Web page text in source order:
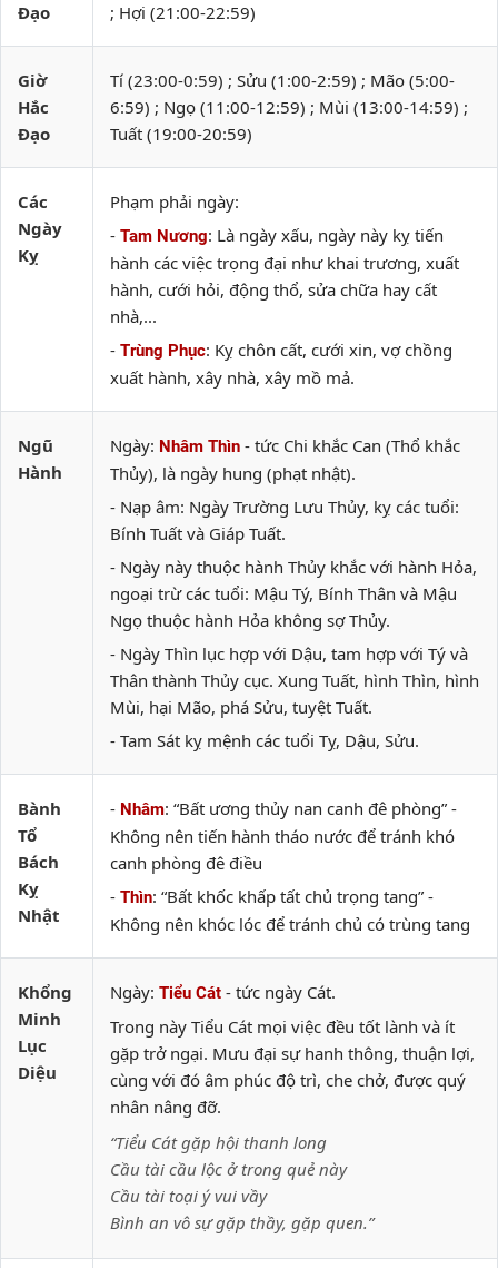
Đạo
; Hợi (21:00-22:59)
Giờ
Hắc
Đạo
Tí (23:00-0:59) ; Sửu (1:00-2:59) ; Mão (5:00-
6:59) ; Ngọ (11:00-12:59) ; Mùi (13:00-14:59) ;
Tuất (19:00-20:59)
Các
Ngày
Kỵ
Phạm phải ngày:
- Tam Nương: Là ngày xấu, ngày này kỵ tiến
hành các việc trọng đại như khai trương, xuất
hành, cưới hỏi, động thổ, sửa chữa hay cất
nhà,...
- Trùng Phục: Kỵ chôn cất, cưới xin, vợ chồng
xuất hành, xây nhà, xây mồ mả.
Ngũ
Hành
Ngày: Nhâm Thìn - tức Chi khắc Can (Thổ khắc
Thủy), là ngày hung (phạt nhật).
- Nạp âm: Ngày Trường Lưu Thủy, kỵ các tuổi:
Bính Tuất và Giáp Tuất.
- Ngày này thuộc hành Thủy khắc với hành Hỏa,
ngoại trừ các tuổi: Mậu Tý, Bính Thân và Mậu
Ngọ thuộc hành Hỏa không sợ Thủy.
- Ngày Thìn lục hợp với Dậu, tam hợp với Tý và
Thân thành Thủy cục. Xung Tuất, hình Thìn, hình
Mùi, hại Mão, phá Sửu, tuyệt Tuất.
- Tam Sát kỵ mệnh các tuổi Tỵ, Dậu, Sửu.
Bành
Tổ
Bách
Kỵ
Nhật
- Nhâm: “Bất ương thủy nan canh đê phòng” -
Không nên tiến hành tháo nước để tránh khó
canh phòng đê điều
- Thìn: “Bất khốc khấp tất chủ trọng tang” -
Không nên khóc lóc để tránh chủ có trùng tang
Khổng
Minh
Lục
Diệu
Ngày: Tiểu Cát - tức ngày Cát.
Trong này Tiểu Cát mọi việc đều tốt lành và ít
gặp trở ngại. Mưu đại sự hanh thông, thuận lợi,
cùng với đó âm phúc độ trì, che chở, được quý
nhân nâng đỡ.
“Tiểu Cát gặp hội thanh long
Cầu tài cầu lộc ở trong quẻ này
Cầu tài toại ý vui vầy
Bình an vô sự gặp thầy, gặp quen.”